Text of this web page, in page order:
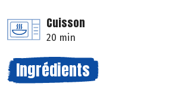
Cuisson
20 min
Ingrédients